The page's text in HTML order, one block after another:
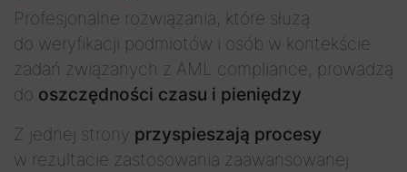
Profesjonalne rozwiązania, które służą
do weryfikacji podmiotów i osób w kontekście
zadań związanych z AML compliance, prowadzą
do oszczędności czasu i pieniędzy.
Z jednej strony przyspieszają procesy
w rezultacie zastosowania zaawansowanej